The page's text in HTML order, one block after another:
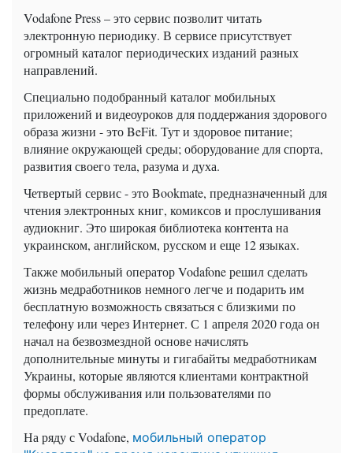
Vodafone Press – это cервис позволит читать
электронную периодику. В сервисе присутствует
огромный каталог периодических изданий разных
направлений.
Специально подобранный каталог мобильных
приложений и видеоуроков для поддержания здорового
образа жизни - это BeFit. Тут и здоровое питание;
влияние окружающей среды; оборудование для спорта,
развития своего тела, разума и духа.
Четвертый сервис - это Bookmate, предназначенный для
чтения электронных книг, комиксов и прослушивания
аудиокниг. Это широкая библиотека контента на
украинском, английском, русском и еще 12 языках.
Также мобильный оператор Vodafone решил сделать
жизнь медработников немного легче и подарить им
бесплатную возможность связаться с близкими по
телефону или через Интернет. С 1 апреля 2020 года он
начал на безвозмездной основе начислять
дополнительные минуты и гигабайты медработникам
Украины, которые являются клиентами контрактной
формы обслуживания или пользователями по
предоплате.
На ряду с Vodafone, мобильный оператор